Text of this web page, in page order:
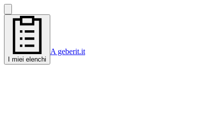
I miei elenchi
A geberit.it